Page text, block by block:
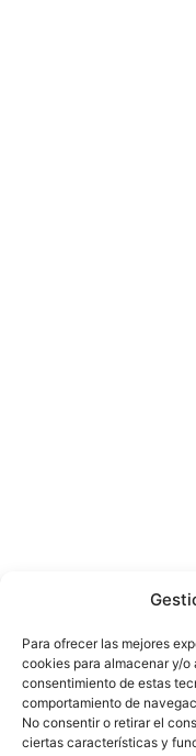
Para ofrecer las mejores
cookies para almacenar y/o
consentimiento de estas
comportamiento de
No consentir o retirar el
ciertas características y